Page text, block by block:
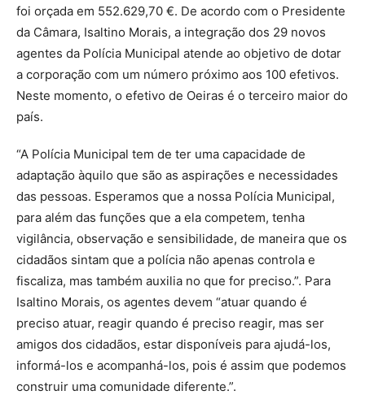
foi orçada em 552.629,70 €. De acordo com o Presidente
da Câmara, Isaltino Morais, a integração dos 29 novos
agentes da Polícia Municipal atende ao objetivo de dotar
a corporação com um número próximo aos 100 efetivos.
Neste momento, o efetivo de Oeiras é o terceiro maior do
país.
“A Polícia Municipal tem de ter uma capacidade de
adaptação àquilo que são as aspirações e necessidades
das pessoas. Esperamos que a nossa Polícia Municipal,
para além das funções que a ela competem, tenha
vigilância, observação e sensibilidade, de maneira que os
cidadãos sintam que a polícia não apenas controla e
fiscaliza, mas também auxilia no que for preciso.”. Para
Isaltino Morais, os agentes devem “atuar quando é
preciso atuar, reagir quando é preciso reagir, mas ser
amigos dos cidadãos, estar disponíveis para ajudá-los,
informá-los e acompanhá-los, pois é assim que podemos
construir uma comunidade diferente.”.